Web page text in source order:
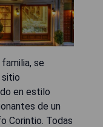
se
en estilo
de un
Corintio. Todas